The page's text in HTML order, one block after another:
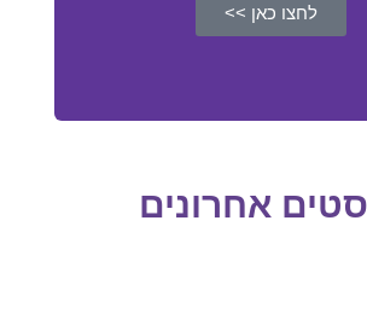
לחצו כאן >>
אחרונים